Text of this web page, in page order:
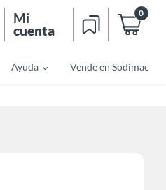
Mi
cuenta
0
Ayuda Vende en Sodimac